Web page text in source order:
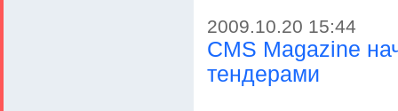
2009.10.20 15:44
CMS Magazine
тендерами